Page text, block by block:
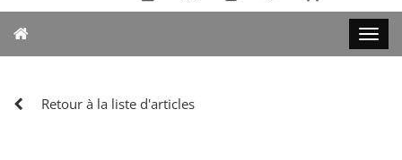
Retour à la liste d'articles